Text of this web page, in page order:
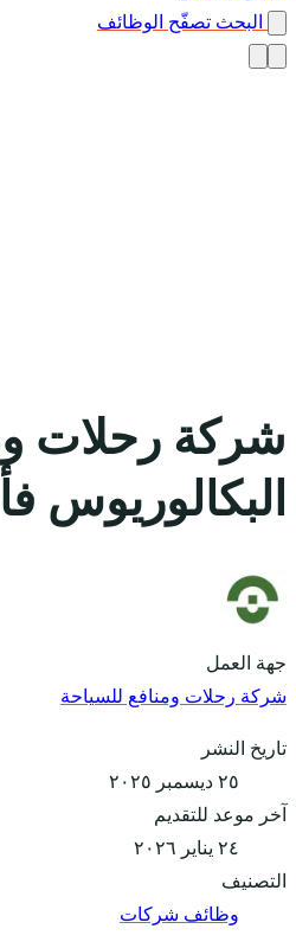
البحث تصفّح الوظائف
شركة رحلات
البكالوريوس
جهة العمل
شركة رحلات ومنافع للسياحة
تاريخ النشر
٢٥ ديسمبر ٢٠٢٥
آخر موعد للتقديم
٢٤ يناير ٢٠٢٦
التصنيف
وظائف شركات